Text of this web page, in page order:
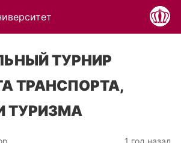
ТУРНИР
ТРАНСПОРТА,
ТУРИЗМА
1 год назад